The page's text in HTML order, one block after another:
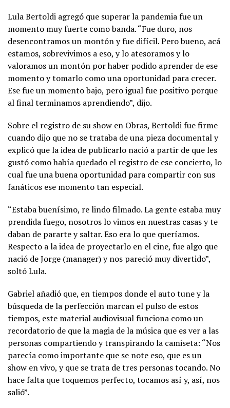
Lula Bertoldi agregó que superar la pandemia fue un
momento muy fuerte como banda. “Fue duro, nos
desencontramos un montón y fue difícil. Pero bueno, acá
estamos, sobrevivimos a eso, y lo atesoramos y lo
valoramos un montón por haber podido aprender de ese
momento y tomarlo como una oportunidad para crecer.
Ese fue un momento bajo, pero igual fue positivo porque
al final terminamos aprendiendo”, dijo.
Sobre el registro de su show en Obras, Bertoldi fue firme
cuando dijo que no se trataba de una pieza documental y
explicó que la idea de publicarlo nació a partir de que les
gustó como había quedado el registro de ese concierto, lo
cual fue una buena oportunidad para compartir con sus
fanáticos ese momento tan especial.
“Estaba buenísimo, re lindo filmado. La gente estaba muy
prendida fuego, nosotros lo vimos en nuestras casas y te
daban de pararte y saltar. Eso era lo que queríamos.
Respecto a la idea de proyectarlo en el cine, fue algo que
nació de Jorge (manager) y nos pareció muy divertido”,
soltó Lula.
Gabriel añadió que, en tiempos donde el auto tune y la
búsqueda de la perfección marcan el pulso de estos
tiempos, este material audiovisual funciona como un
recordatorio de que la magia de la música que es ver a las
personas compartiendo y transpirando la camiseta: “Nos
parecía como importante que se note eso, que es un
show en vivo, y que se trata de tres personas tocando. No
hace falta que toquemos perfecto, tocamos así y, así, nos
salió”.